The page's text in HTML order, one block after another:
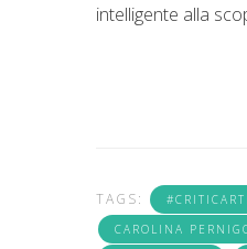
intelligente alla
TAGS:
CAROLINA